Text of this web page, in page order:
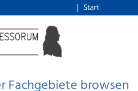
Start
Fachgebiete browsen